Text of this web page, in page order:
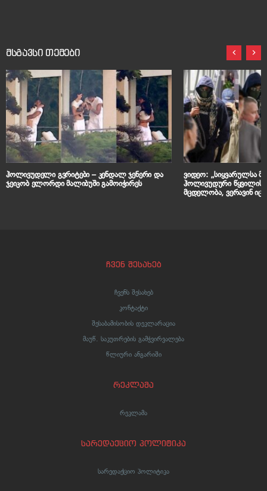
მსგავსი თემები
ჰოლივუდელი გვრიტები – კენდალ ჯენერი და
ჯეიკობ ელორდი მალიბუში გამოიჭირეს
ვიდეო: „სიყვარულსა
ჰოლივუდური წყვილის
მცდელობა, ვერავინ
ჩვენ შესახებ
ჩვენს შესახებ
კონტაქტი
შესაბამისობის დეკლარაცია
მაუწ. საკუთრების გამჭვირვალება
წლიური ანგარიში
რეკლამა
რეკლამა
სარედაქციო პოლიტიკა
სარედაქციო პოლიტიკა